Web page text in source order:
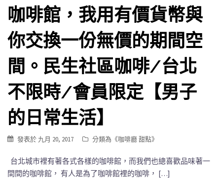
咖啡館，我用有價貨幣與
你交換一份無價的期間空
間。民生社區咖啡/台北
不限時/會員限定【男子
的日常生活】
發表於 九月 20, 2017 分類為《咖啡廳 甜點》
台北城市裡有著各式各樣的咖啡館，而我們也總喜歡品味著一
間間的咖啡館， 有人是為了咖啡館裡的咖啡， […]